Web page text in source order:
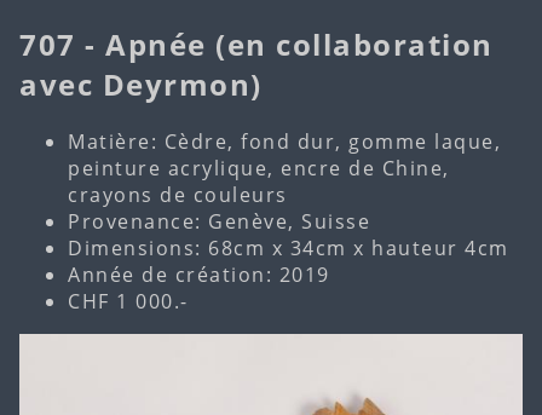
707 - Apnée (en collaboration
avec Deyrmon)
Matière: Cèdre, fond dur, gomme laque,
peinture acrylique, encre de Chine,
crayons de couleurs
Provenance: Genève, Suisse
Dimensions: 68cm x 34cm x hauteur 4cm
Année de création: 2019
CHF 1 000.-